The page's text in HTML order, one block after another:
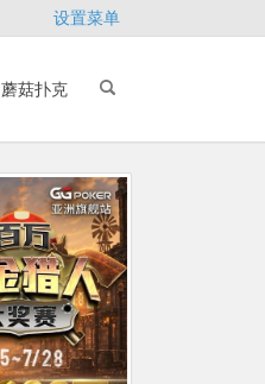
设置菜单
蘑菇扑克